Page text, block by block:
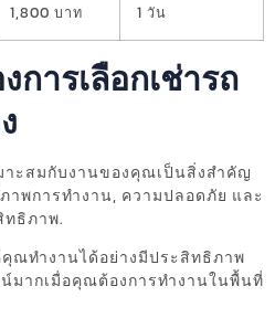
1,800 บาท 1 วัน
ารเลือกเช่ารถ
าะสมกับงานของคุณเป็นสิ่งสำคัญ
พการทำงาน, ความปลอดภัย และ
ทธิภาพ.
ณทำงานได้อย่างมีประสิทธิภาพ
มากเมื่อคุณต้องการทำงานในพื้นที่